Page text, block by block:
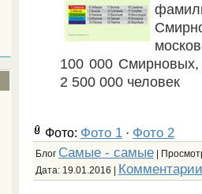
100 000 Смирновых,
2 500 000 человек
Фото: Фото 1· Фото 2
Блог Самые - самые|
Дата: 19.01.2016 |